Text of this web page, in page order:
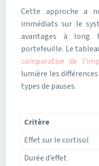
Cette approche a
immédiats sur le
avantages à
portefeuille. Le
comparative de
lumière les
types de pauses.
Critère
Effet sur le cortisol
Durée d’effet